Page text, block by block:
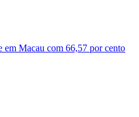
em Macau com 66,57 por cento